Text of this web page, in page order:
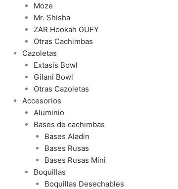
Moze
Mr. Shisha
ZAR Hookah GUFY
Otras Cachimbas
Cazoletas
Extasis Bowl
Gilani Bowl
Otras Cazoletas
Accesorios
Aluminio
Bases de cachimbas
Bases Aladin
Bases Rusas
Bases Rusas Mini
Boquillas
Boquillas Desechables